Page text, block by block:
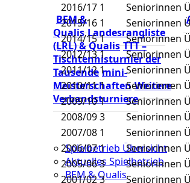
BEM &
Qualis Landesrangliste
(LRL) & Qualis TTT –
Tischtennisturnier der
Tausende mini-
Meisterschaften Weitere
Verbandsturniere
Spielbetrieb Übersicht
Aktuelles Spielbetrieb
BEM & Qualis
2016/17 1 Seniorinnen
2015/16 1 Seniorinnen
2014/151 Seniorinnen
2012/131 Seniorinnen
2011/121 Seniorinnen
2010/111 Seniorinnen
2009/101 Seniorinnen
2008/093 Seniorinnen
2007/08 1 Seniorinnen
2006/071 Seniorinnen
2005/063 Seniorinnen
2001/023 Seniorinnen